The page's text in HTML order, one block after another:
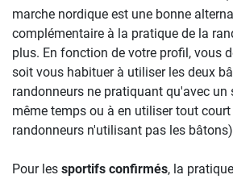
marche nordique est une bonne
complémentaire à la pratique de la
plus. En fonction de votre profil, vous
soit vous habituer à utiliser les deux
randonneurs ne pratiquant qu'avec un
même temps ou à en utiliser tout
randonneurs n'utilisant pas les
Pour les sportifs confirmés, la